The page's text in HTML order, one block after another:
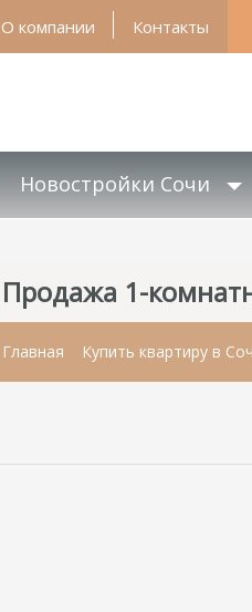
О компании Контакты
Новостройки Сочи
Продажа 1-
Главная Купить квартиру в